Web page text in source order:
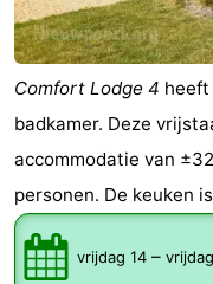
Steden
Sporten
-
Zwembaden
-
Wandelen
-
Comfort Lodge 4 heeft
badkamer. Deze
accommodatie van
personen. De keuken
vrijdag 14 –